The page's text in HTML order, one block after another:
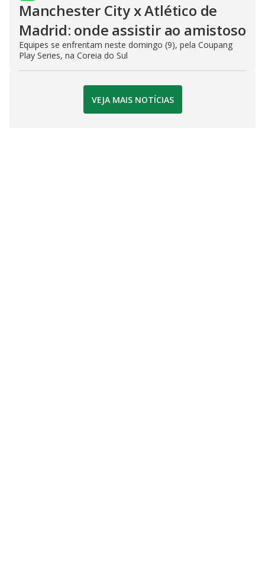
Manchester City x Atlético de
Madrid: onde assistir ao amistoso
Equipes se enfrentam neste domingo (9), pela Coupang
Play Series, na Coreia do Sul
VEJA MAIS NOTÍCIAS